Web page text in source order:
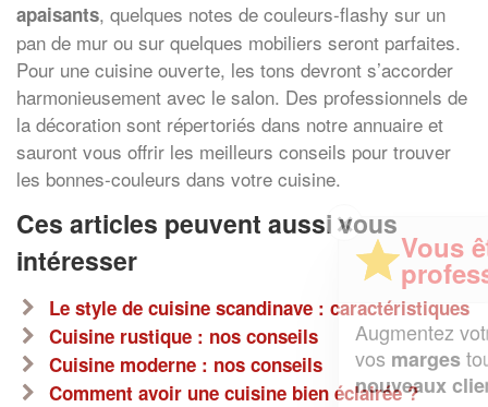
apaisants, quelques notes de couleurs-flashy sur un
pan de mur ou sur quelques mobiliers seront parfaites.
Pour une cuisine ouverte, les tons devront s’accorder
harmonieusement avec le salon. Des professionnels de
la décoration sont répertoriés dans notre annuaire et
sauront vous offrir les meilleurs conseils pour trouver
les bonnes-couleurs dans votre cuisine.
Ces articles peuvent aussi vous
intéresser
Le style de cuisine scandinave : caractéristiques
Cuisine rustique : nos conseils
Cuisine moderne : nos conseils
Comment avoir une cuisine bien éclairée ?
✕
Vous êtes un
professionnel ?
Augmentez votrechiffre d'affaireset
vosmargestout en gagnant de
nouveaux clients!